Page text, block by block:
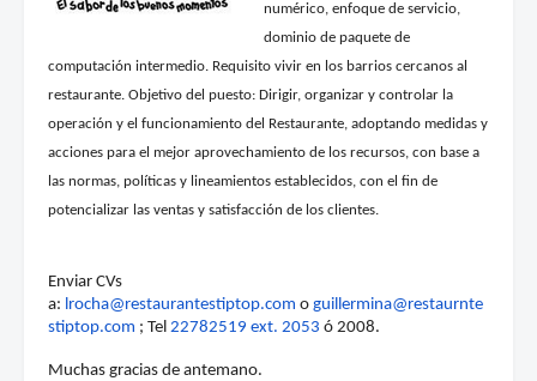
numérico, enfoque de servicio,
dominio de paquete de
computación intermedio. Requisito vivir en los barrios cercanos al
restaurante. Objetivo del puesto: Dirigir, organizar y controlar la
operación y el funcionamiento del Restaurante, adoptando medidas y
acciones para el mejor aprovechamiento de los recursos, con base a
las normas, políticas y lineamientos establecidos, con el fin de
potencializar las ventas y satisfacción de los clientes.
Enviar CVs
a: lrocha@restaurantestiptop.com o guillermina@restaurnte
stiptop.com ; Tel 22782519 ext. 2053 ó 2008.
Muchas gracias de antemano.